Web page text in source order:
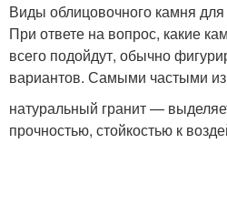
Виды облицовочного камня
При ответе на вопрос, какие
всего подойдут, обычно
вариантов. Самыми частыми
натуральный гранит —
прочностью, стойкостью к